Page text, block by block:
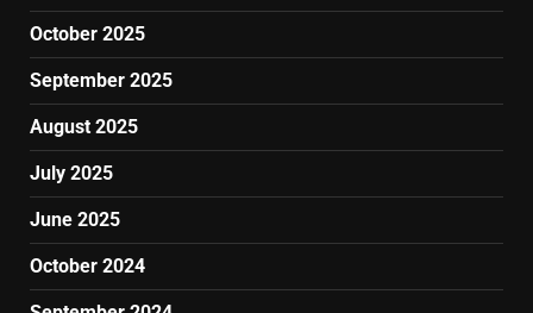
October 2025
September 2025
August 2025
July 2025
June 2025
October 2024